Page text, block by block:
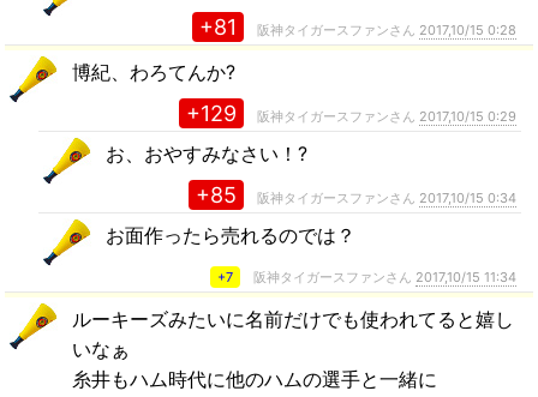
+81 阪神タイガースファンさん 2017,10/15 0:28
博紀、わろてんか?
+129 阪神タイガースファンさん 2017,10/15 0:29
お、おやすみなさい！?
+85 阪神タイガースファンさん 2017,10/15 0:34
お面作ったら売れるのでは？
+7 阪神タイガースファンさん 2017,10/15 11:34
ルーキーズみたいに名前だけでも使われてると嬉し
いなぁ
糸井もハム時代に他のハムの選手と一緒に